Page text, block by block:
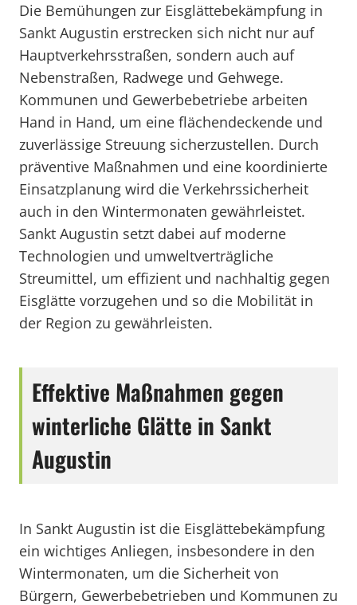
Die Bemühungen zur Eisglättebekämpfung in
Sankt Augustin erstrecken sich nicht nur auf
Hauptverkehrsstraßen, sondern auch auf
Nebenstraßen, Radwege und Gehwege.
Kommunen und Gewerbebetriebe arbeiten
Hand in Hand, um eine flächendeckende und
zuverlässige Streuung sicherzustellen. Durch
präventive Maßnahmen und eine koordinierte
Einsatzplanung wird die Verkehrssicherheit
auch in den Wintermonaten gewährleistet.
Sankt Augustin setzt dabei auf moderne
Technologien und umweltverträgliche
Streumittel, um effizient und nachhaltig gegen
Eisglätte vorzugehen und so die Mobilität in
der Region zu gewährleisten.
Effektive Maßnahmen gegen
winterliche Glätte in Sankt
Augustin
In Sankt Augustin ist die Eisglättebekämpfung
ein wichtiges Anliegen, insbesondere in den
Wintermonaten, um die Sicherheit von
Bürgern, Gewerbebetrieben und Kommunen zu